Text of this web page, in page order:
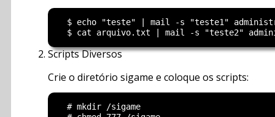
$ echo "teste" | mail -s "teste1"
Scripts Diversos
Crie o diretório sigame e coloque os scripts:
  # mkdir /sigame